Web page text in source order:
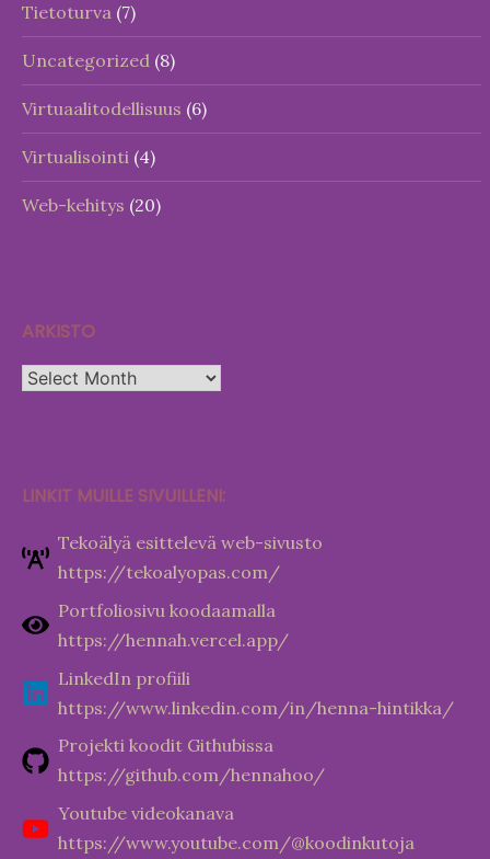
Tietoturva (7)
Uncategorized (8)
Virtuaalitodellisuus (6)
Virtualisointi (4)
Web-kehitys (20)
ARKISTO
Arkisto
LINKIT MUILLE SIVUILLENI:
Tekoälyä esittelevä web-sivusto
https://tekoalyopas.com/
Portfoliosivu koodaamalla
https://hennah.vercel.app/
LinkedIn profiili
https://www.linkedin.com/in/henna-hintikka/
Projekti koodit Githubissa
https://github.com/hennahoo/
Youtube videokanava
https://www.youtube.com/@koodinkutoja